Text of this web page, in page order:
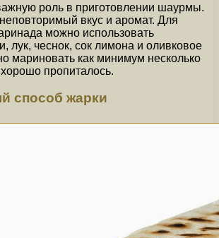
роль в приготовлении шаурмы.
вкус и аромат. Для
можно использовать
лук, чеснок, сок лимона и оливковое
мариновать как минимум несколько
пропиталось.
способ жарки